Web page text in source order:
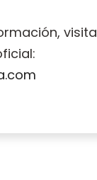
visita